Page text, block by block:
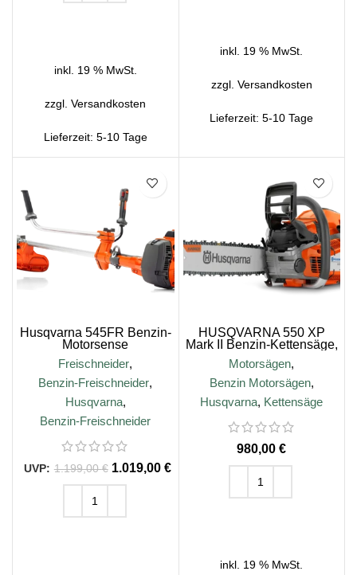
inkl. 19 % MwSt.
zzgl.Versandkosten
Lieferzeit: 5-10 Tage
inkl. 19 % MwSt.
zzgl. Versandkosten
Lieferzeit:5-10 Tage
Husqvarna 545FR Benzin-
Motorsense
Freischneider,
Benzin-Freischneider,
Husqvarna,
Benzin-Freischneider
1.199,00€ 1.019,00 €
HUSQVARNA 550 XP
Mark II Benzin-Kettensäge,
38cm
Motorsägen,
Benzin Motorsägen,
Husqvarna, Kettensäge
€
inkl. 19 % MwSt.